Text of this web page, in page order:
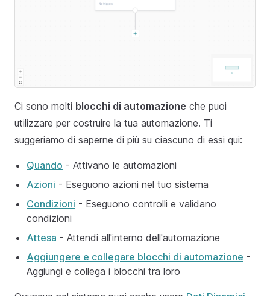
Ci sono molti blocchi di automazione che puoi
utilizzare per costruire la tua automazione. Ti
suggeriamo di saperne di più su ciascuno di essi qui:
Quando - Attivano le automazioni
Azioni - Eseguono azioni nel tuo sistema
Condizioni - Eseguono controlli e validano
condizioni
Attesa - Attendi all'interno dell'automazione
Aggiungere e collegare blocchi di automazione -
Aggiungi e collega i blocchi tra loro